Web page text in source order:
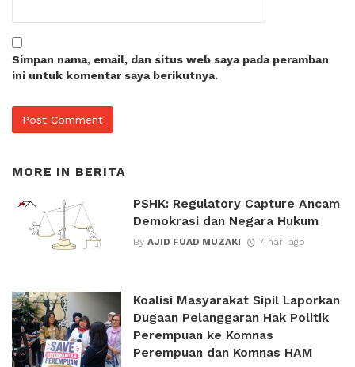
Simpan nama, email, dan situs web saya pada peramban
ini untuk komentar saya berikutnya.
MORE IN BERITA
PSHK: Regulatory Capture Ancam
Demokrasi dan Negara Hukum
By AJID FUAD MUZAKI 7 hari ago
Koalisi Masyarakat Sipil Laporkan
Dugaan Pelanggaran Hak Politik
Perempuan ke Komnas
Perempuan dan Komnas HAM